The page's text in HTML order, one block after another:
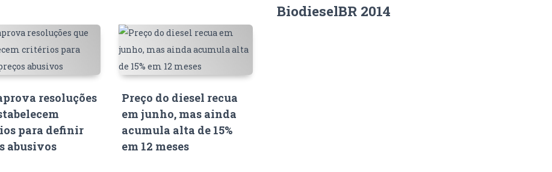
resoluções
para definir
abusivos
Preço do diesel recua
em junho, mas ainda
acumula alta de 15%
em 12 meses
BiodieselBR 2014